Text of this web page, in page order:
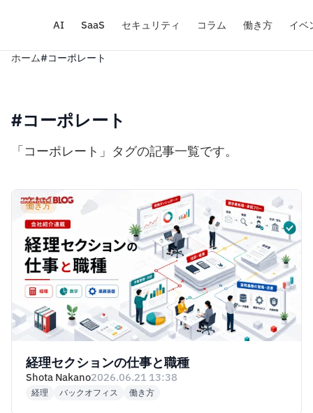
AI SaaS セキュリティ コラム 働き方 イベ
ホーム#コーポレート
#コーポレート
「コーポレート」タグの記事一覧です。
働き方
経理セクションの仕事と職種
Shota Nakano2026.06.21 13:38
経理 バックオフィス 働き方